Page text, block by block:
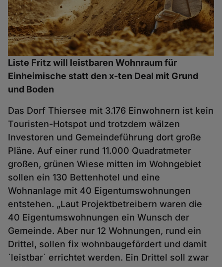
Liste Fritz will leistbaren Wohnraum für
Einheimische statt den x-ten Deal mit Grund
und Boden
Das Dorf Thiersee mit 3.176 Einwohnern ist kein
Touristen-Hotspot und trotzdem wälzen
Investoren und Gemeindeführung dort große
Pläne. Auf einer rund 11.000 Quadratmeter
großen, grünen Wiese mitten im Wohngebiet
sollen ein 130 Bettenhotel und eine
Wohnanlage mit 40 Eigentumswohnungen
entstehen. „Laut Projektbetreibern waren die
40 Eigentumswohnungen ein Wunsch der
Gemeinde. Aber nur 12 Wohnungen, rund ein
Drittel, sollen fix wohnbaugefördert und damit
´leistbar` errichtet werden. Ein Drittel soll zwar